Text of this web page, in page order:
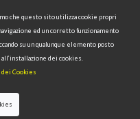
>WALNUT SEAT
che questo sito utilizza cookie propri
ed un corretto funzionamento
su un qualunque elemento posto
dei cookies.
Cookies